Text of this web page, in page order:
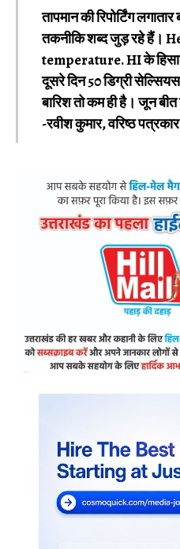
तापमान की रिपोर्टिंग
तकनीकि शब्द जुड़ रहे हैं।
temperature. HI के हिसाब
दूसरे दिन 50 डिग्री सेल्सियस
बारिश तो कम ही है। जून बीत
-रवीश कुमार, वरिष्ठ पत्रकार